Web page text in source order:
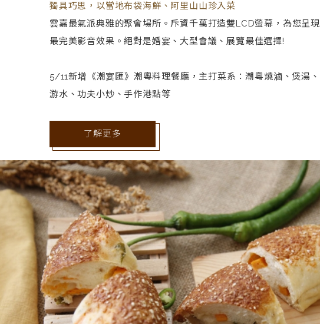
獨具巧思，以當地布袋海鮮、阿里山山珍入菜
雲嘉最氣派典雅的聚會場所。斥資千萬打造雙LCD螢幕，為您呈現
最完美影音效果。絕對是婚宴、大型會議、展覽最佳選擇!
5/11新增《潮宴匯》潮粵料理餐廳，主打菜系：潮粵燒滷、煲湯、
游水、功夫小炒、手作港點等
了解更多